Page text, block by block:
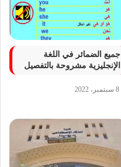
جميع الضمائر في اللغة
الإنجليزية مشروحة بالتفصيل
8 سبتمبر، 2022